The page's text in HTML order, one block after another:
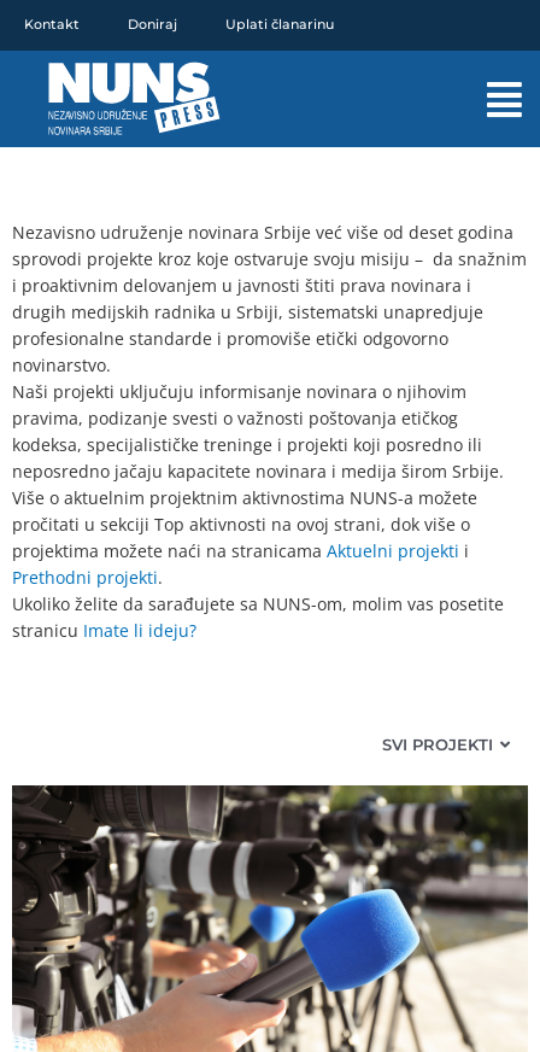
sadržaj
Kontakt Doniraj Uplati članarinu
Nezavisno udruženje novinara Srbije već više od deset godina
sprovodi projekte kroz koje ostvaruje svoju misiju – da snažnim
i proaktivnim delovanjem u javnosti štiti prava novinara i
drugih medijskih radnika u Srbiji, sistematski unapredjuje
profesionalne standarde i promoviše etički odgovorno
novinarstvo.
Naši projekti uključuju informisanje novinara o njihovim
pravima, podizanje svesti o važnosti poštovanja etičkog
kodeksa, specijalističke treninge i projekti koji posredno ili
neposredno jačaju kapacitete novinara i medija širom Srbije.
Više o aktuelnim projektnim aktivnostima NUNS-a možete
pročitati u sekciji Top aktivnosti na ovoj strani, dok više o
projektima možete naći na stranicama Aktuelni projekti i
Prethodni projekti.
Ukoliko želite da sarađujete sa NUNS-om, molim vas posetite
stranicu Imate li ideju?
SVI PROJEKTI